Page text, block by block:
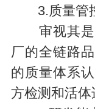
3.质量管控
审视其是
厂的全链路
的质量体系
方检测和活体